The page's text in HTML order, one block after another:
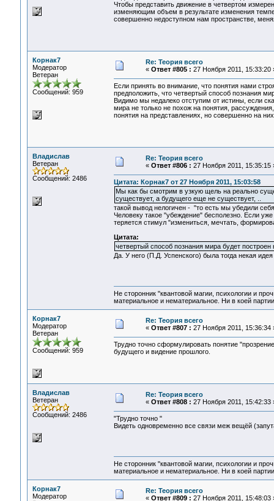
Чтобы представить движение в четвертом
изменяющим объем в результате изменения
совершенно недоступном нам пространстве,
Корнак7
Модератор
Ветеран
Сообщений: 959
Re: Теория всего
« Ответ #805 : 27 Ноября 2011, 15:33:20
Если принять во внимание, что понятия нами
предположить, что четвертый способ познания
Видимо мы недалеко отступим от истины, если
мира не только не похож на понятия,
понятия на представлениях, но совершенно на
Владислав
Ветеран
Сообщений: 2486
Re: Теория всего
« Ответ #806 : 27 Ноября 2011, 15:35:15
Цитата: Корнак7 от 27 Ноября 2011, 15:03:58
Мы как бы смотрим в узкую щель на реально
существует, а будущего еще не существует, ..
такой вывод нелогичен - "то есть мы убедили
Человеку такое "убеждение" бесполезно. Если
теряется стимул "измениться, мечтать,
Цитата:
четвертый способ познания мира будет
Да. У него (П.Д. Успенского) была тогда некая
Не сторонник "квантовой магии, психологии и
материальное и нематериальное. Ни в коей
Корнак7
Модератор
Ветеран
Сообщений: 959
Re: Теория всего
« Ответ #807 : 27 Ноября 2011, 15:36:34
Трудно точно сформулировать понятие
будущего и видение прошлого.
Владислав
Ветеран
Сообщений: 2486
Re: Теория всего
« Ответ #808 : 27 Ноября 2011, 15:42:33
"Трудно точно "
Видеть одновременно все связи меж вещёй
Не сторонник "квантовой магии, психологии и
материальное и нематериальное. Ни в коей
Корнак7
Модератор
Re: Теория всего
« Ответ #809 : 27 Ноября 2011, 15:48:03